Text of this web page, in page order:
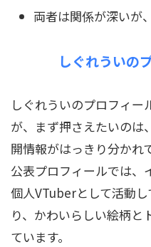
両者は関係が深いが
しぐれういの
しぐれういのプロフィー
が、まず押さえたいのは
開情報がはっきり分かれ
公表プロフィールでは、
個人VTuberとして活動
り、かわいらしい絵柄と
ています。